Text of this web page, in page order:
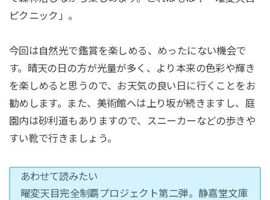
ピクニック」。
今回は自然光で鑑賞を楽しめる、めったにない機会で
す。晴天の日の方が光量が多く、より本来の色彩や輝き
を楽しめると思うので、お天気の良い日に行くことをお
勧めします。また、美術館へは上り坂が続きますし、庭
園内は砂利道もありますので、スニーカーなどの歩きや
すい靴で行きましょう。
あわせて読みたい
曜変天目完全制覇プロジェクト第二弾。静嘉堂文庫